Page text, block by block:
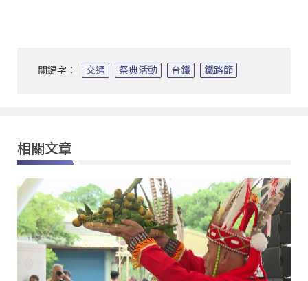
關鍵字： 交通 祭典活動 台鐵 鐵路節
相關文章